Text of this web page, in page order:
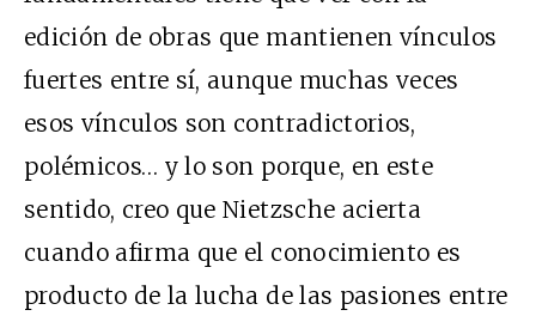
edición de obras que mantienen vínculos
fuertes entre sí, aunque muchas veces
esos vínculos son contradictorios,
polémicos… y lo son porque, en este
sentido, creo que Nietzsche acierta
cuando afirma que el conocimiento es
producto de la lucha de las pasiones entre